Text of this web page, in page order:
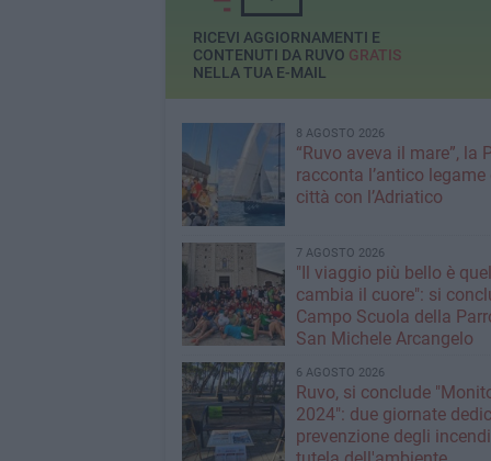
RICEVI AGGIORNAMENTI E
CONTENUTI DA RUVO GRATIS
NELLA TUA E-MAIL
8 AGOSTO 2026
“Ruvo aveva il mare”, la
racconta l’antico legame
città con l’Adriatico
7 AGOSTO 2026
"Il viaggio più bello è
cambia il cuore": si
Campo Scuola della
San Michele Arcangelo
6 AGOSTO 2026
Ruvo, si conclude
2024": due giornate
prevenzione degli